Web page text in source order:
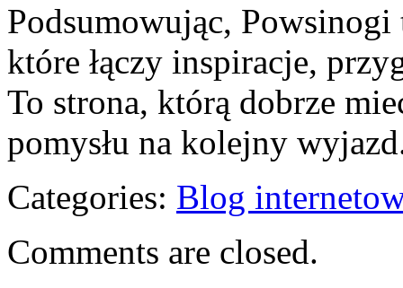
Podsumowując,
które łączy inspiracje,
To strona, którą dobrze
pomysłu na kolejny
Categories: Blog
Comments are closed.